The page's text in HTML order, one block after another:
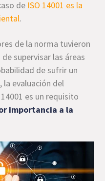
de ISO 14001 es la
.
de la norma tuvieron
supervisar las áreas
de sufrir un
evaluación del
es un requisito
importancia a la